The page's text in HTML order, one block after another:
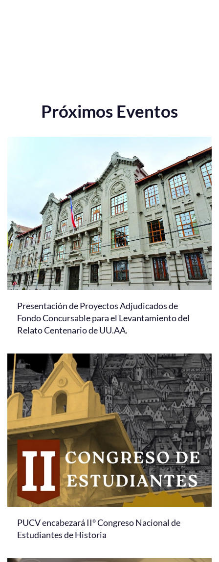
Próximos Eventos
Presentación de Proyectos Adjudicados de
Fondo Concursable para el Levantamiento del
Relato Centenario de UU.AA.
PUCV encabezará II° Congreso Nacional de
Estudiantes de Historia